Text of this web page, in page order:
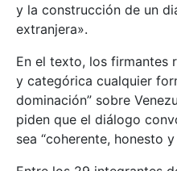
y la construcción de un
extranjera».
En el texto, los firmantes
y categórica cualquier
dominación” sobre
piden que el diálogo
sea “coherente, honesto